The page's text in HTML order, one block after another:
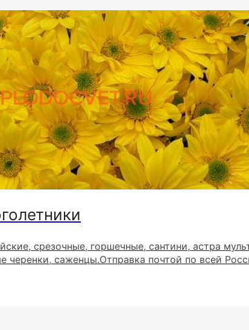
срезочные, горшечные, сантини, астра
черенки, саженцы.Отправка почтой по всей